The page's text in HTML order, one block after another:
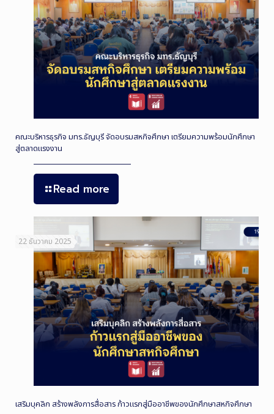
คณะบริหารธุรกิจ มทร.ธัญบุรี จัดอบรมสหกิจศึกษา เตรียมความพร้อมนักศึกษา
สู่ตลาดแรงงาน
Read more
22 ธันวาคม 2025
เสริมบุคลิก สร้างพลังการสื่อสาร ก้าวแรกสู่มืออาชีพของนักศึกษาสหกิจศึกษา